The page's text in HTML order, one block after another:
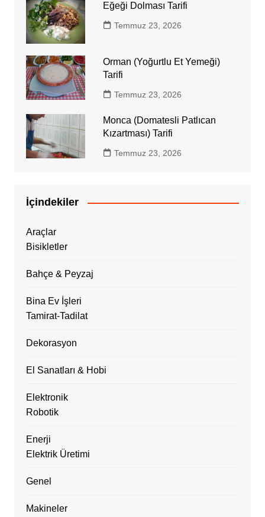
Eğeği Dolması Tarifi
Temmuz 23, 2026
Orman (Yoğurtlu Et Yemeği)
Tarifi
Temmuz 23, 2026
Monca (Domatesli Patlıcan
Kızartması) Tarifi
Temmuz 23, 2026
İçindekiler
Araçlar
Bisikletler
Bahçe & Peyzaj
Bina Ev İşleri
Tamirat-Tadilat
Dekorasyon
El Sanatları & Hobi
Elektronik
Robotik
Enerji
Elektrik Üretimi
Genel
Makineler